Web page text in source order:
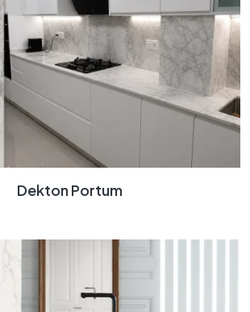
Dekton Portum